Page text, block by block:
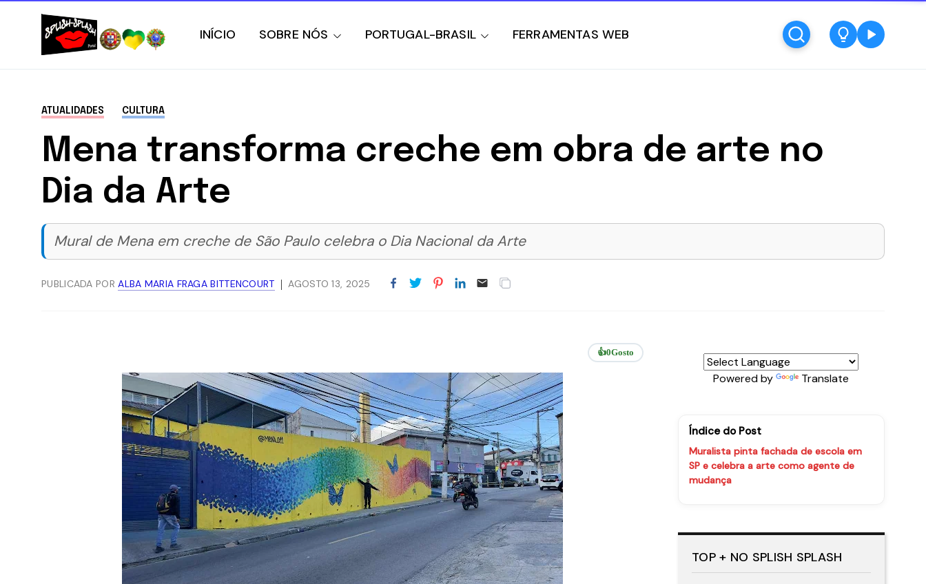
INÍCIO SOBRE NÓS PORTUGAL-BRASIL FERRAMENTAS WEB
ATUALIDADES CULTURA
Mena transforma creche em obra de arte no
Dia da Arte
Mural de Mena em creche de São Paulo celebra o Dia Nacional da Arte
PUBLICADA PORALBA MARIA FRAGA BITTENCOURT AGOSTO 13, 2025
👍0Gosto
Powered by Translate
Índice do Post
Muralista pinta fachada de escola em
SP e celebra a arte como agente de
mudança
TOP + NO SPLISH SPLASH